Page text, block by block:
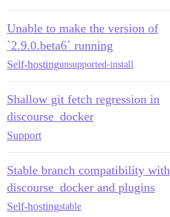
Unable to make the version of
`2.9.0.beta6` running
Self-hostingunsupported-install
Shallow git fetch regression in
discourse_docker
Support
Stable branch compatibility with
discourse_docker and plugins
Self-hostingstable